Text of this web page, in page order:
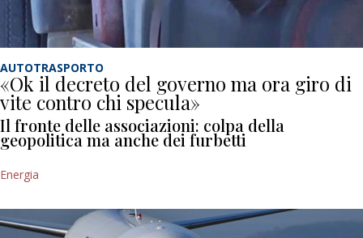
AUTOTRASPORTO
«Ok il decreto del governo ma ora giro di
vite contro chi specula»
Il fronte delle associazioni: colpa della
geopolitica ma anche dei furbetti
Energia